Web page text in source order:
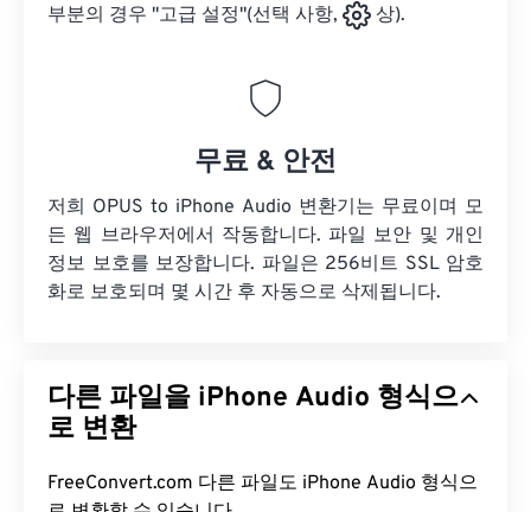
부분의 경우 "고급 설정"(선택 사항,
상).
무료 & 안전
저희 OPUS to iPhone Audio 변환기는 무료이며 모
든 웹 브라우저에서 작동합니다. 파일 보안 및 개인
정보 보호를 보장합니다. 파일은 256비트 SSL 암호
화로 보호되며 몇 시간 후 자동으로 삭제됩니다.
다른 파일을 iPhone Audio 형식으
로 변환
FreeConvert.com 다른 파일도 iPhone Audio 형식으